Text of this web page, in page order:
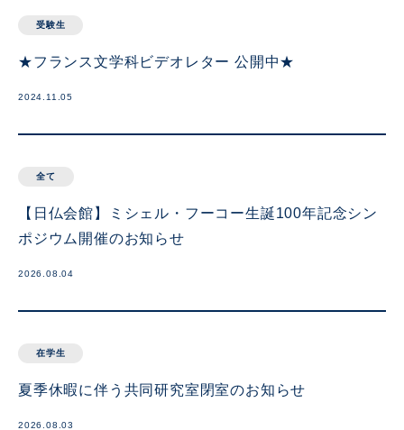
受験生
★フランス文学科ビデオレター 公開中★
2024.11.05
全て
【日仏会館】ミシェル・フーコー生誕100年記念シン
ポジウム開催のお知らせ
2026.08.04
在学生
夏季休暇に伴う共同研究室閉室のお知らせ
2026.08.03